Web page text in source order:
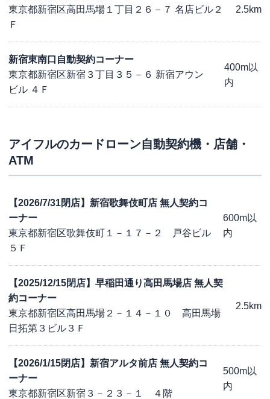
東京都新宿区高田馬場１丁目２６－７ 名店ビル２
Ｆ
2.5km
新宿東南口自動契約コーナー
東京都新宿区新宿３丁目３５－６ 新宿アウン
ビル ４Ｆ
400m以
内
アイフルのカードローン自動契約機・店舗・
ATM
【2026/7/31閉店】新宿歌舞伎町店 無人契約コ
ーナー
東京都新宿区歌舞伎町１－１７－２ 戸谷ビル
５Ｆ
600m以
内
【2025/12/15閉店】早稲田通り高田馬場店 無人契
約コーナー
東京都新宿区高田馬場２－１４－１０ 高田馬場
日拓第３ビル３Ｆ
2.5km
【2026/1/15閉店】新宿アルタ前店 無人契約コ
ーナー
東京都新宿区新宿３－２３－１ ４階
500m以
内